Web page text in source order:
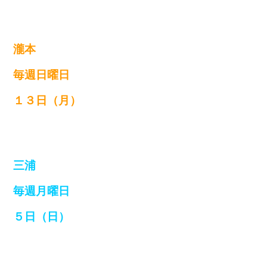
瀧本
毎週日曜日
１３日（月）
三浦
毎週月曜日
５日（日）